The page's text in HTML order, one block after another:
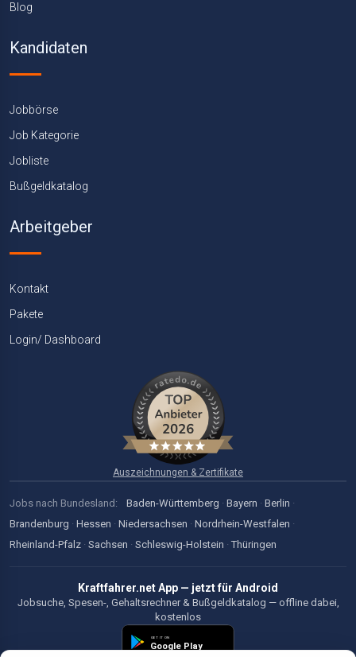
Blog
Kandidaten
Jobbörse
Job Kategorie
Jobliste
Bußgeldkatalog
Arbeitgeber
Kontakt
Pakete
Login/ Dashboard
Auszeichnungen & Zertifikate
Jobs nach Bundesland: Baden-Württemberg · Bayern · Berlin ·
Brandenburg · Hessen · Niedersachsen · Nordrhein-Westfalen ·
Rheinland-Pfalz · Sachsen · Schleswig-Holstein · Thüringen
Kraftfahrer.net App — jetzt für Android
Jobsuche, Spesen-, Gehaltsrechner & Bußgeldkatalog — offline dabei,
kostenlos